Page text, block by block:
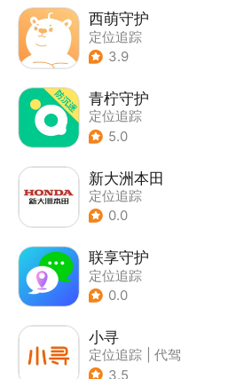
西萌守护
定位追踪
3.9
青柠守护
定位追踪
5.0
新大洲本田
定位追踪
0.0
联享守护
定位追踪
0.0
小寻
定位追踪
代驾
3.5